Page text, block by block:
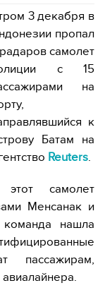
3 декабря в
пропал
самолет
с 15
на
к
Батам на
Reuters.
самолет
Менсанак и
команда нашла
пассажирам,